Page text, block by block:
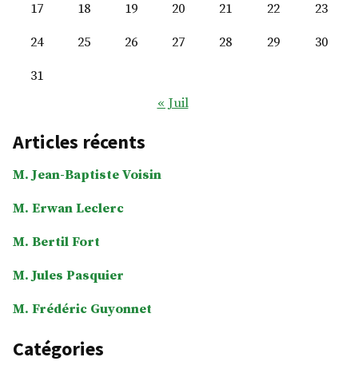
17
18 19 20 21 22
23
24
25 26 27 28 29
30
31
« Juil
Articles récents
M. Jean-Baptiste Voisin
M. Erwan Leclerc
M. Bertil Fort
M. Jules Pasquier
M. Frédéric Guyonnet
Catégories